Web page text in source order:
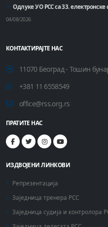
Одлуке УО РСС са 33. електронске
04/08/2026
КОНТАКТИРАЈТЕ НАС
11070 Београд - Тошин
+381 11 6558549
office@rss.org.rs
ПРАТИТЕ НАС
ИЗДВОЈЕНИ ЛИНКОВИ
Репрезентација
Заједница тренера РСС
Заједница судија и контролора